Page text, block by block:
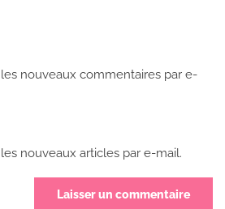
nouveaux commentaires par e-
nouveaux articles par e-mail.